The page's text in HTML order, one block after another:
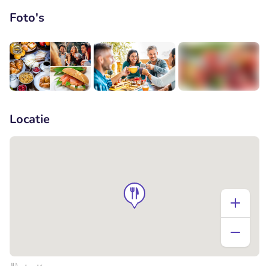
Foto's
Locatie